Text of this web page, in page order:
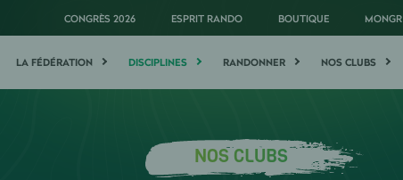
CONGRÈS 2026 ESPRIT RANDO BOUTIQUE MONGR
LA FÉDÉRATION DISCIPLINES RANDONNER NOS CLUBS
NOS CLUBS